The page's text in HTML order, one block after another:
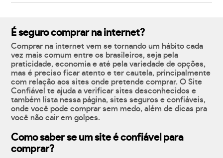
É seguro comprar na internet?
Comprar na internet vem se tornando um hábito cada
vez mais comum entre os brasileiros, seja pela
praticidade, economia e até pela variedade de opções,
mas é preciso ficar atento e ter cautela, principalmente
com relação aos sites onde pretende comprar. O Site
Confiável te ajuda a verificar sites desconhecidos e
também lista nessa página, sites seguros e confiáveis,
onde você pode comprar sem medo, além de dicas pra
você não cair em golpes.
Como saber se um site é confiável para
comprar?